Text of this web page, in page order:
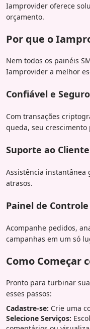
Iamprovider oferece
orçamento.
Por que o
Nem todos os painéis
Iamprovider a melhor
Confiável e Seguro
Com transações
queda, seu
Suporte ao
Assistência instantânea
atrasos.
Painel de
Acompanhe pedidos,
campanhas em um só
Como Começar
Pronto para turbinar
esses passos:
Cadastre-se: Crie uma
Selecione Serviços: